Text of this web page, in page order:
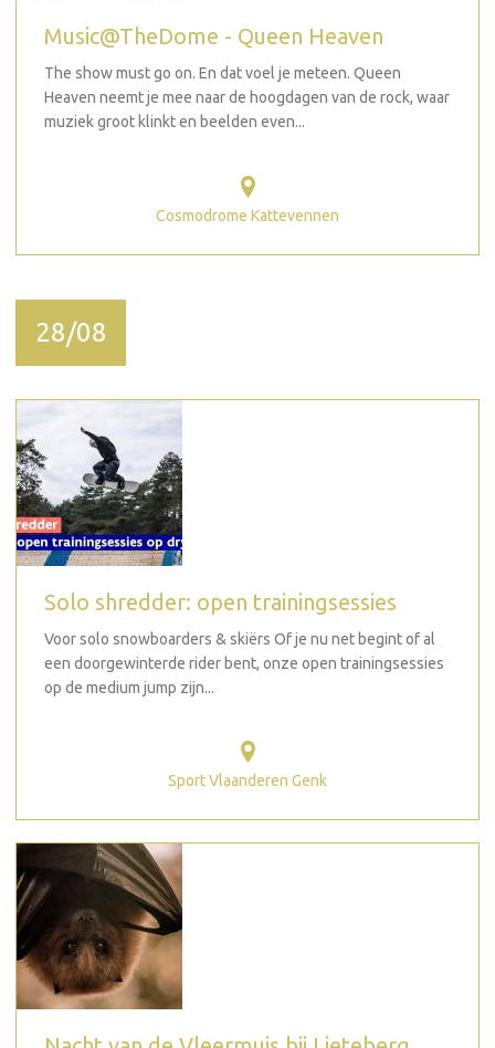
Music@TheDome - Queen Heaven
The show must go on. En dat voel je meteen. Queen
Heaven neemt je mee naar de hoogdagen van de rock, waar
muziek groot klinkt en beelden even...
Cosmodrome Kattevennen
28/08
Solo shredder: open trainingsessies
Voor solo snowboarders & skiërs Of je nu net begint of al
een doorgewinterde rider bent, onze open trainingsessies
op de medium jump zijn...
Sport Vlaanderen Genk